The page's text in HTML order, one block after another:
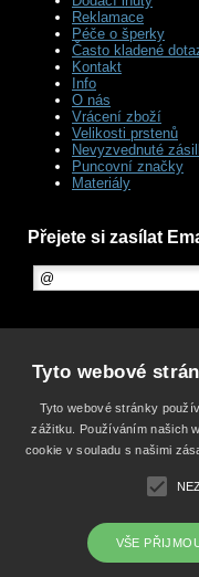
Reklamace
Péče o šperky
Často kladené
Kontakt
Info
O nás
Vrácení zboží
Velikosti prstenů
Nevyzvednuté
Puncovní značky
Materiály
Přejete si zasílat
Tyto webové
Tyto webové stránky
zážitku. Používáním našich
cookie v souladu s našimi
VŠE